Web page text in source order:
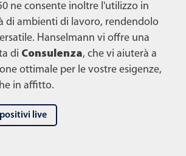
ne consente inoltre l'utilizzo in
di ambienti di lavoro, rendendolo
Hanselmann vi offre una
di Consulenza, che vi aiuterà a
ottimale per le vostre esigenze,
in affitto.
live